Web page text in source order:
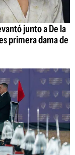
junto a De la
primera dama de